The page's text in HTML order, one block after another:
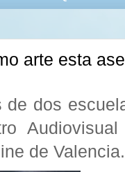
arte esta
de dos
de